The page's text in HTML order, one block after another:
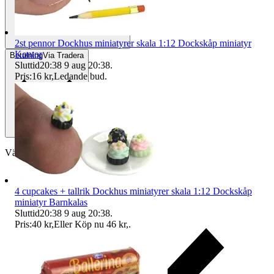
BetalningVia Tradera
Välj till köparskydd
2st pennor Dockhus miniatyrer skala 1:12 Dockskåp miniatyr
Kontor
Sluttid20:38 9 aug 20:38.
Pris:16 kr,Ledande bud.
4 cupcakes + tallrik Dockhus miniatyrer skala 1:12 Dockskåp
miniatyr Barnkalas
Sluttid20:38 9 aug 20:38.
Pris:40 kr,Eller Köp nu 46 kr,.